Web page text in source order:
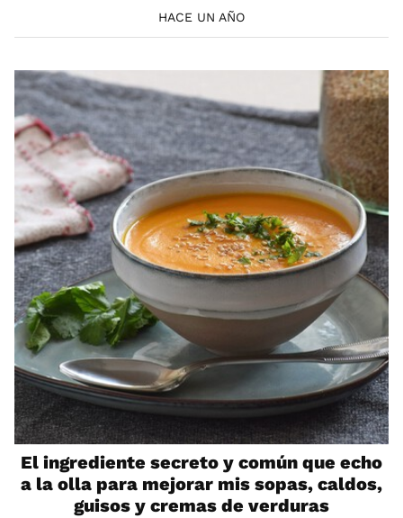
HACE UN AÑO
El ingrediente secreto y común que echo
a la olla para mejorar mis sopas, caldos,
guisos y cremas de verduras